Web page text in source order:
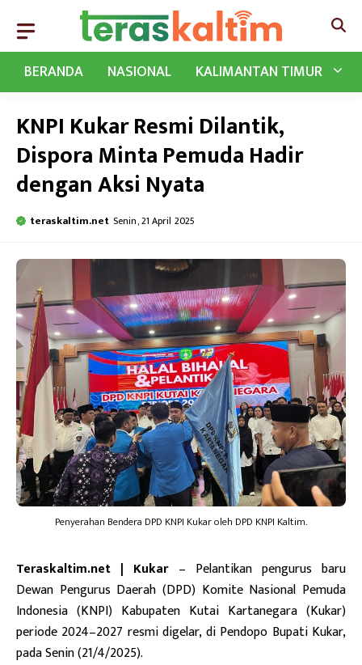
BERANDA
NASIONAL KALIMANTAN TIMUR
KNPI Kukar Resmi Dilantik,
Dispora Minta Pemuda Hadir
dengan Aksi Nyata
teraskaltim.net Senin, 21 April 2025
Penyerahan Bendera DPD KNPI Kukar oleh DPD KNPI Kaltim.
Teraskaltim.net | Kukar– Pelantikan pengurus baru
Dewan Pengurus Daerah (DPD) Komite Nasional Pemuda
Indonesia (KNPI) Kabupaten Kutai Kartanegara (Kukar)
periode 2024–2027 resmi digelar, di Pendopo Bupati Kukar,
pada Senin (21/4/2025).